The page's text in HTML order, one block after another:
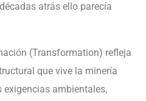
atrás ello parecía
(Transformation) refleja
que vive la minería
exigencias ambientales,